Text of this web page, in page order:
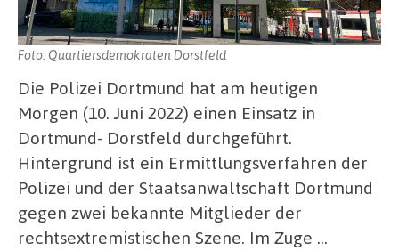
Foto: Quartiersdemokraten Dorstfeld
Die Polizei Dortmund hat am heutigen
Morgen (10. Juni 2022) einen Einsatz in
Dortmund- Dorstfeld durchgeführt.
Hintergrund ist ein Ermittlungsverfahren der
Polizei und der Staatsanwaltschaft Dortmund
gegen zwei bekannte Mitglieder der
rechtsextremistischen Szene. Im Zuge …